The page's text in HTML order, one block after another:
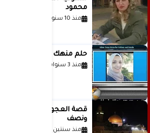
محمود
منذ 10 سنوات
حلم منهك للشاعرة رانيا فخري موسى
منذ 3 سنوات
قصة العجول الحمراء
ونصف
منذ سنتين